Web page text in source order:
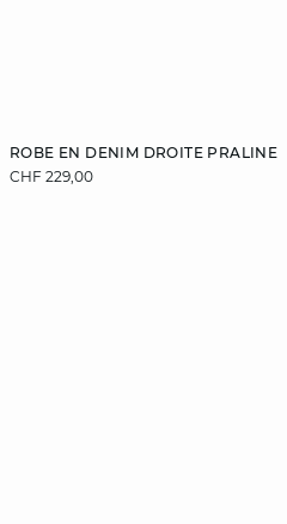
ROBE EN DENIM DROITE PRALINE
CHF 229,00